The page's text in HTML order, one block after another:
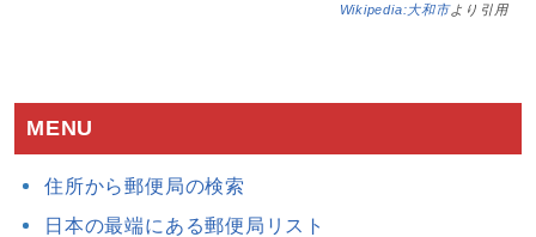
Wikipedia:大和市より引用
MENU
住所から郵便局の検索
日本の最端にある郵便局リスト